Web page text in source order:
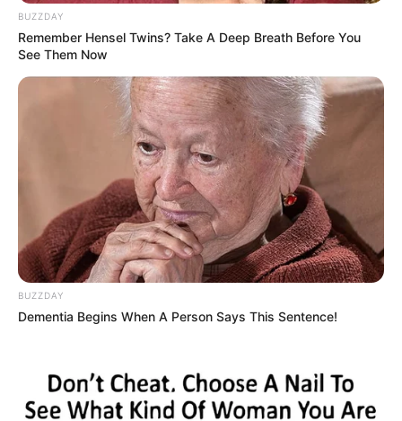
Herzhafte Hefeklöße
Als Beilage zu
SchweinebratenoderGulasch.
Mit geschmolzener Butter und
Speckwürfeln übergossen.
Praktische Tipps für
perfekte Hefeklöße
Die Milch darf nur lauwarm sein – zu heiß
zerstört die Hefekulturen.
BUZZDAY
Remember Hensel Twins? Take A Deep Breath Before You
See Them Now
BUZZDAY
Dementia Begins When A Person Says This Sentence!